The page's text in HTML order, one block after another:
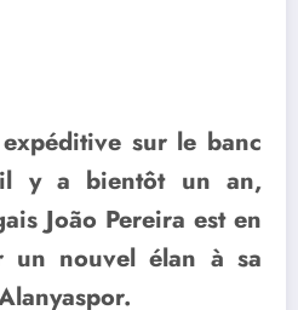
sur le banc
y a bientôt un an,
João Pereira est en
un nouvel élan à sa